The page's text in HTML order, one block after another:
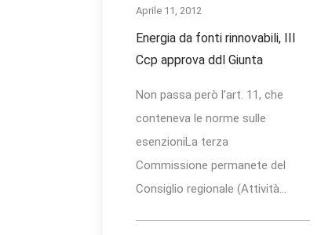
Aprile 11, 2012
Energia da fonti rinnovabili, III
Ccp approva ddl Giunta
Non passa però l’art. 11, che
conteneva le norme sulle
esenzioniLa terza
Commissione permanete del
Consiglio regionale (Attività...